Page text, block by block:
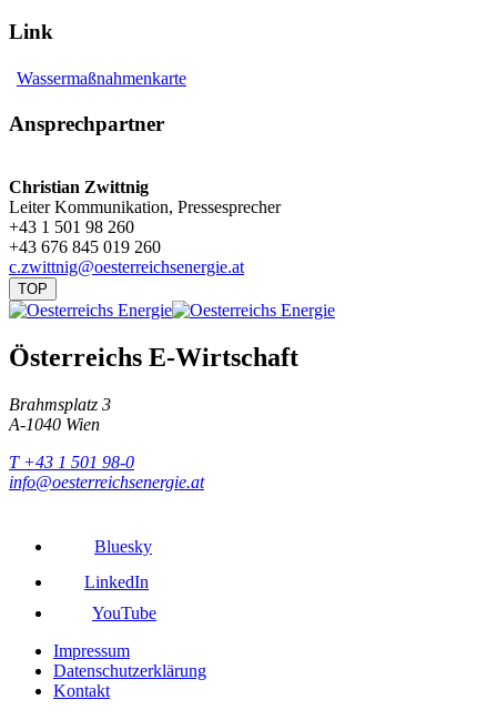
Link
Wassermaßnahmenkarte
Ansprechpartner
Christian Zwittnig
Leiter Kommunikation, Pressesprecher
+43 1 501 98 260
+43 676 845 019 260
c.zwittnig@oesterreichsenergie.at
TOP
Österreichs E-Wirtschaft
Brahmsplatz 3
A-1040 Wien
T +43 1 501 98-0
info@oesterreichsenergie.at
Bluesky
LinkedIn
YouTube
Impressum
Datenschutzerklärung
Kontakt